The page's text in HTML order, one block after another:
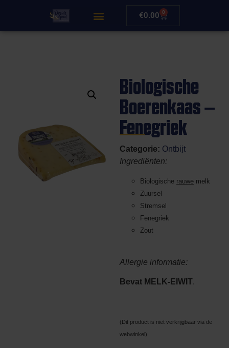
€0.00 0
Biologische
Boerenkaas –
Fenegriek
Categorie: Ontbijt
Ingrediënten:
Biologische rauwe melk
Zuursel
Stremsel
Fenegriek
Zout
Allergie informatie:
Bevat MELK-EIWIT.
(Dit product is niet verkrijgbaar via de
webwinkel)